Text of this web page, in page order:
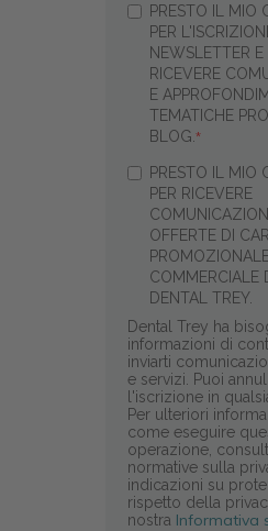
PRESTO IL MIO
PER
NEWSLETTER E
RICEVERE
E
TEMATICHE
BLOG. *
PRESTO IL MIO
PER RICEVERE
OFFERTE DI
COMMERCIALE
DENTAL TREY.
Dental Trey ha
informazioni di
inviarti
e servizi. Puoi
l'iscrizione in
Per ulteriori
come eseguire
operazione,
normative sulla
indicazioni su
rispetto della
nostra Informativa